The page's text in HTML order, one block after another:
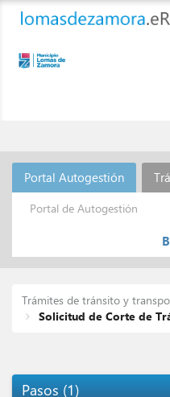
Portal Autogestión
Portal de Autogestión
Trámites de tránsito y
Solicitud de Corte de
Pasos (1)